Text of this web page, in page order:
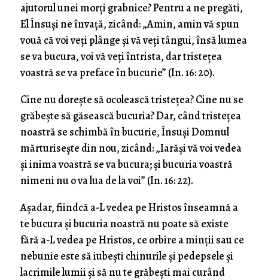
ajutorul unei morţi grabnice? Pentru a ne pregăti,
El Însuşi ne învaţă, zicând: „Amin, amin vă spun
vouă că voi veţi plânge şi vă veţi tângui, însă lumea
se va bucura, voi vă veţi întrista, dar tristeţea
voastră se va preface în bucurie” (In. 16: 20).
Cine nu doreşte să ocolească tristeţea? Cine nu se
grăbeşte să găsească bucuria? Dar, când tristeţea
noastră se schimbă în bucurie, Însuşi Domnul
mărturiseşte din nou, zicând: „Iarăşi vă voi vedea
şi inima voastră se va bucura; şi bucuria voastră
nimeni nu o va lua de la voi” (In. 16: 22).
Aşadar, fiindcă a-L vedea pe Hristos înseamnă a
te bucura şi bucuria noastră nu poate să existe
fără a-L vedea pe Hristos, ce orbire a minţii sau ce
nebunie este să iubeşti chinurile şi pedepsele şi
lacrimile lumii şi să nu te grăbeşti mai curând